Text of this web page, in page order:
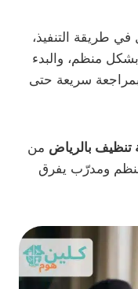
طريقة التنفيذ،
منظم، والبدء
بمراجعة سريعة حتى
بالرياض من
منظم ومدرّب يفرق